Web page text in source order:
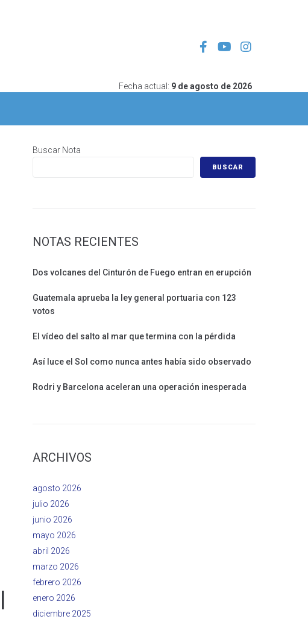
Fecha actual: 9 de agosto de 2026
Buscar Nota
BUSCAR
NOTAS RECIENTES
Dos volcanes del Cinturón de Fuego entran en erupción
Guatemala aprueba la ley general portuaria con 123
votos
El vídeo del salto al mar que termina con la pérdida
Así luce el Sol como nunca antes había sido observado
Rodri y Barcelona aceleran una operación inesperada
ARCHIVOS
agosto 2026
julio 2026
junio 2026
mayo 2026
abril 2026
marzo 2026
febrero 2026
enero 2026
diciembre 2025